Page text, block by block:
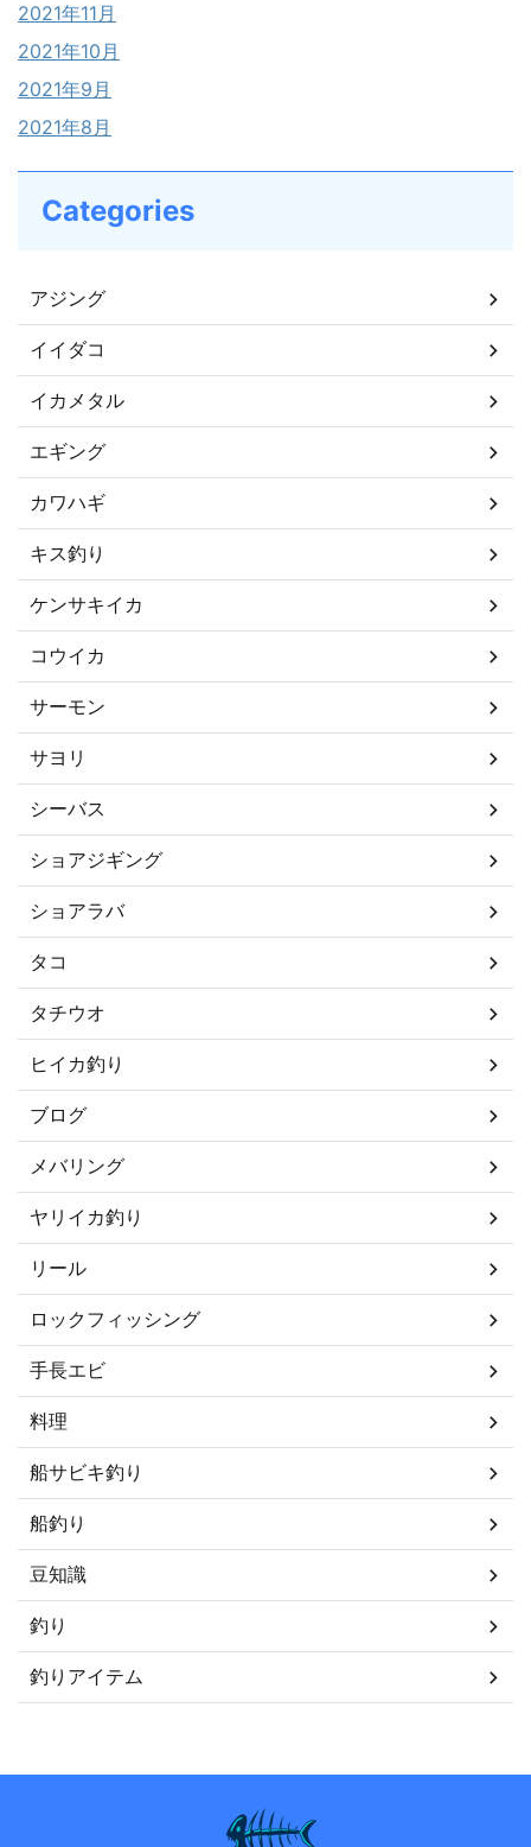
2021年11月
2021年10月
2021年9月
2021年8月
Categories
アジング
イイダコ
イカメタル
エギング
カワハギ
キス釣り
ケンサキイカ
コウイカ
サーモン
サヨリ
シーバス
ショアジギング
ショアラバ
タコ
タチウオ
ヒイカ釣り
ブログ
メバリング
ヤリイカ釣り
リール
ロックフィッシング
手長エビ
料理
船サビキ釣り
船釣り
豆知識
釣り
釣りアイテム